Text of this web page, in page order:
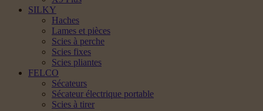
SILKY
Haches
Lames et pièces
Scies à perche
Scies fixes
Scies pliantes
FELCO
Sécateurs
Sécateur électrique portable
Scies à tirer